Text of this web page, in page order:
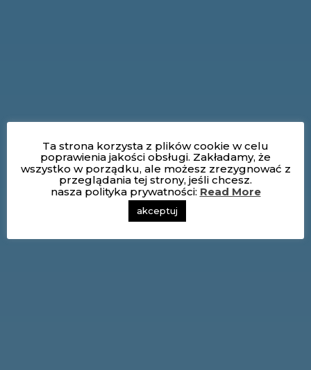
Ta strona korzysta z plików cookie w celu
poprawienia jakości obsługi. Zakładamy, że
wszystko w porządku, ale możesz zrezygnować z
przeglądania tej strony, jeśli chcesz.
nasza polityka prywatności: Read More
akceptuj